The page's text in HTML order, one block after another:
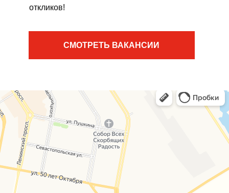
СМОТРЕТЬ ВАКАНСИИ
откликов!